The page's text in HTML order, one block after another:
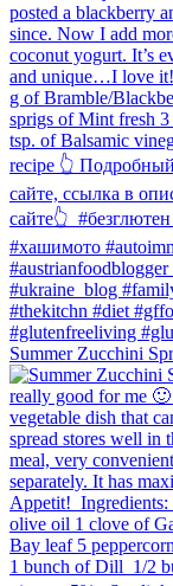
Summer Zucchini